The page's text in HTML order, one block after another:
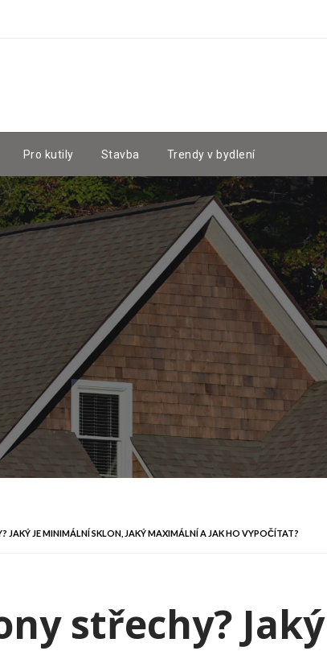
Pro kutily Stavba Trendy v bydlení
JAKÝ JE MINIMÁLNÍ SKLON, JAKÝ MAXIMÁLNÍ A JAK HO VYPOČÍTAT?
střechy? Jaký